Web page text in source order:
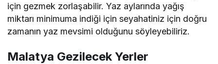
için gezmek zorlaşabilir. Yaz aylarında yağış
miktarı minimuma indiği için seyahatiniz için doğru
zamanın yaz mevsimi olduğunu söyleyebiliriz.
Malatya Gezilecek Yerler